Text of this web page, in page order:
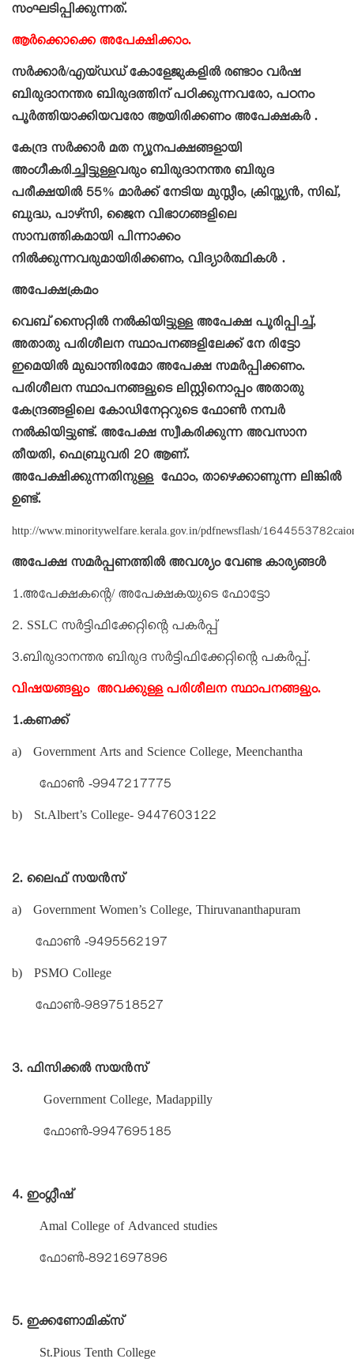
സംഘടിപ്പിക്കുന്നത്.
ആർക്കൊക്കെ അപേക്ഷിക്കാം.
സർക്കാർ/എയ്ഡഡ് കോളേജുകളിൽ രണ്ടാം വർഷ
ബിരുദാനന്തര ബിരുദത്തിന് പഠിക്കുന്നവരോ, പഠനം
പൂർത്തിയാക്കിയവരോ ആയിരിക്കണം അപേക്ഷകർ .
കേന്ദ്ര സർക്കാർ മത ന്യൂനപക്ഷങ്ങളായി
അംഗീകരിച്ചിട്ടുളളവരും ബിരുദാനന്തര ബിരുദ
പരീക്ഷയിൽ 55% മാർക്ക് നേടിയ മുസ്ലീം, ക്രിസ്ത്യൻ, സിഖ്,
ബുദ്ധ, പാഴ്‌സി, ജൈന വിഭാഗങ്ങളിലെ
സാമ്പത്തികമായി പിന്നാക്കം
നിൽക്കുന്നവരുമായിരിക്കണം, വിദ്യാർത്ഥികൾ .
അപേക്ഷക്രമം
വെബ് സൈറ്റിൽ നൽകിയിട്ടുള്ള അപേക്ഷ പൂരിപ്പിച്ച്,
അതാതു പരിശീലന സ്ഥാപനങ്ങളിലേക്ക് നേ രിട്ടോ
ഇമെയിൽ മുഖാന്തിരമോ അപേക്ഷ സമർപ്പിക്കണം.
പരിശീലന സ്ഥാപനങ്ങളുടെ ലിസ്റ്റിനൊപ്പം അതാതു
കേന്ദ്രങ്ങളിലെ കോഡിനേറ്ററുടെ ഫോൺ നമ്പർ
നൽകിയിട്ടുണ്ട്. അപേക്ഷ സ്വീകരിക്കുന്ന അവസാന
തീയതി, ഫെബ്രുവരി 20 ആണ്.
അപേക്ഷിക്കുന്നതിനുള്ള ഫോം, താഴെക്കാണുന്ന ലിങ്കിൽ
ഉണ്ട്.
http://www.minoritywelfare.kerala.gov.in/pdfnewsflash/
അപേക്ഷ സമർപ്പണത്തിൽ അവശ്യം വേണ്ട കാര്യങ്ങൾ
1.അപേക്ഷകന്റെ/ അപേക്ഷകയുടെ ഫോട്ടോ
2. SSLC സർട്ടിഫിക്കേറ്റിന്റെ പകർപ്പ്
3.ബിരുദാനന്തര ബിരുദ സർട്ടിഫിക്കേറ്റിന്റെ പകർപ്പ്.
വിഷയങ്ങളും അവക്കുള്ള പരിശീലന സ്ഥാപനങ്ങളും.
1.കണക്ക്
a) Government Arts and Science College, Meenchantha
ഫോൺ -9947217775
b) St.Albert’s College- 9447603122
2. ലൈഫ് സയൻസ്
a) Government Women’s College, Thiruvananthapuram
ഫോൺ -9495562197
b) PSMO College
ഫോൺ-9897518527
3. ഫിസിക്കൽ സയൻസ്
Government College, Madappilly
ഫോൺ-9947695185
4. ഇംഗ്ലീഷ്
Amal College of Advanced studies
ഫോൺ-8921697896
5. ഇക്കണോമിക്സ്
St.Pious Tenth College